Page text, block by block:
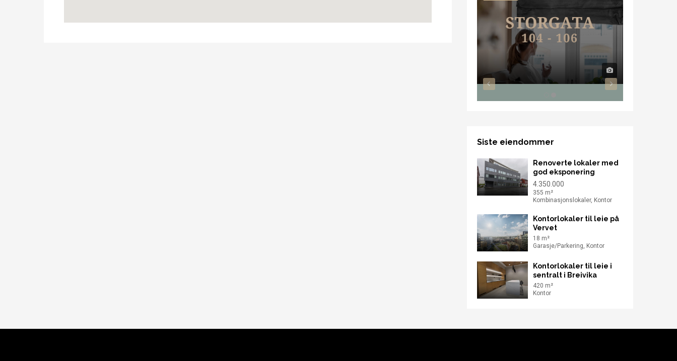
Siste eiendommer
Renoverte lokaler med
god eksponering
4.350.000
355 m²
Kombinasjonslokaler, Kontor
Kontorlokaler til leie på
Vervet
18 m²
Garasje/Parkering, Kontor
Kontorlokaler til leie i
sentralt i Breivika
420 m²
Kontor